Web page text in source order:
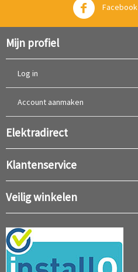
Facebook
Mijn profiel
Log in
Account aanmaken
Elektradirect
Klantenservice
Veilig winkelen